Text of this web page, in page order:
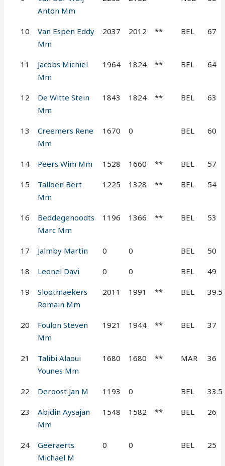
Anton Mm
10
Van Espen Eddy
Mm
2037 2012 ** BEL 67
11
Jacobs Michiel
Mm
1964 1824 ** BEL 64
12
De Witte Stein
Mm
1843 1824 ** BEL 63
13
Creemers Rene
Mm
1670 0 BEL 60
14 Peers Wim Mm 1528 1660 ** BEL 57
15
Talloen Bert
Mm
1225 1328 ** BEL 54
16
Beddegenoodts
Marc Mm
1196 1366 ** BEL 53
17 Jalmby Martin 0 0 BEL 50
18 Leonel Davi 0 0 BEL 49
19
Slootmaekers
Romain Mm
2011 1991 ** BEL 39.5
20
Foulon Steven
Mm
1921 1944 ** BEL 37
21
Talibi Alaoui
Younes Mm
1680 1680 ** MAR 36
22 Deroost Jan M 1193 0 BEL 33.5
23
Abidin Aysajan
Mm
1548 1582 ** BEL 26
24
Geeraerts
Michael M
0 0 BEL 25